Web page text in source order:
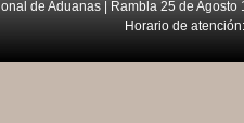
de Aduanas | Rambla 25 de
Horario de